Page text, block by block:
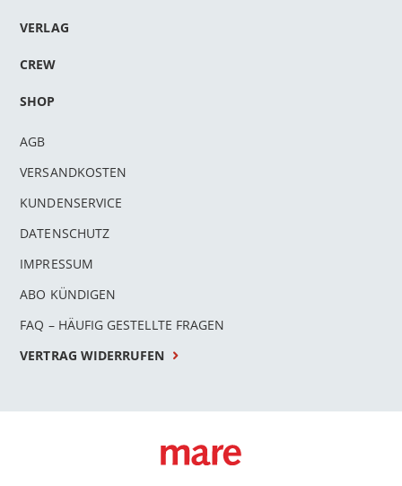
VERLAG
CREW
SHOP
AGB
VERSANDKOSTEN
KUNDENSERVICE
DATENSCHUTZ
IMPRESSUM
ABO KÜNDIGEN
FAQ – HÄUFIG GESTELLTE FRAGEN
VERTRAG WIDERRUFEN